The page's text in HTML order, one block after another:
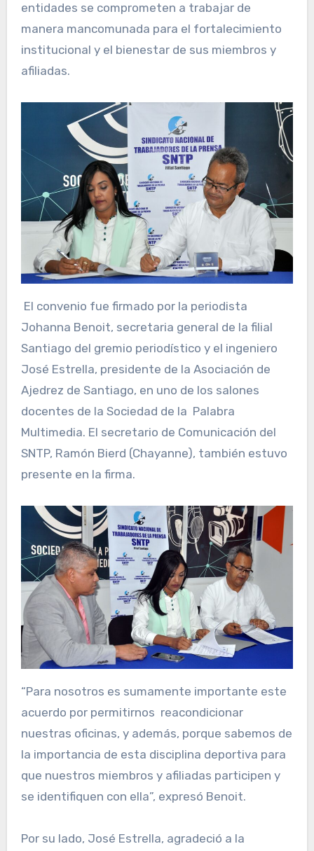
entidades se comprometen a trabajar de
manera mancomunada para el fortalecimiento
institucional y el bienestar de sus miembros y
afiliadas.
El convenio fue firmado por la periodista
Johanna Benoit, secretaria general de la filial
Santiago del gremio periodístico y el ingeniero
José Estrella, presidente de la Asociación de
Ajedrez de Santiago, en uno de los salones
docentes de la Sociedad de la Palabra
Multimedia. El secretario de Comunicación del
SNTP, Ramón Bierd (Chayanne), también estuvo
presente en la firma.
“Para nosotros es sumamente importante este
acuerdo por permitirnos reacondicionar
nuestras oficinas, y además, porque sabemos de
la importancia de esta disciplina deportiva para
que nuestros miembros y afiliadas participen y
se identifiquen con ella”, expresó Benoit.
Por su lado, José Estrella, agradeció a la